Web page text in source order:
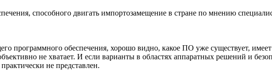
способного двигать импортозамещение в стране по мнению
программного обеспечения, хорошо видно, какое ПО уже существует,
не хватает. И если варианты в областях аппаратных решений и
не представлен.